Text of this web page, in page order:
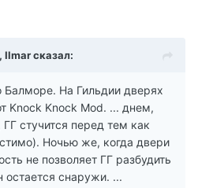
Ilmar сказал:
Балморе. На Гильдии дверях
Knock Knock Mod. ... днем,
ГГ стучится перед тем как
Ночью же, когда двери
не позволяет ГГ разбудить
остается снаружи. ...